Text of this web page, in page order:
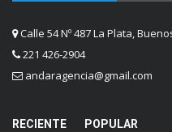
Calle 54 Nº 487 La Plata,
221 426-2904
andaragencia@gmail.com
RECIENTE POPULAR